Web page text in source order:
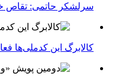
سرلشکر حاتمی: تقاص
کالابرگ این کدملی‌ها